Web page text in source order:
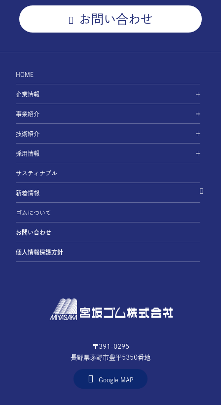
お問い合わせ
〒391-0295
長野県茅野市豊平5350番地
Google MAP
HOME
企業情報
事業紹介
技術紹介
採用情報
サスティナブル
新着情報
ゴムについて
お問い合わせ
個人情報保護方針